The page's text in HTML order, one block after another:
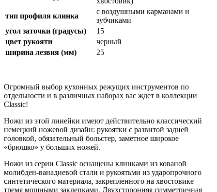
тип профиля клинка
с воздушными карманами и
зубчиками
угол заточки (градусы)
15
цвет рукояти
черный
ширина лезвия (мм)
25
Огромный выбор кухонных режущих инструментов по
отдельности и в различных наборах вас ждет в коллекции
Classic!
Ножи из этой линейки имеют действительно классический
немецкий ножевой дизайн: рукоятки с развитой задней
головкой, обязательный больстер, заметное широкое
«брюшко» у больших ножей.
Ножи из серии Classic оснащены клинками из кованой
молибден-ванадиевой стали и рукоятьми из ударопрочного
синтетического материала, закрепленного на хвостовике
тремя мощными заклепками. Двухсторонняя симметричная